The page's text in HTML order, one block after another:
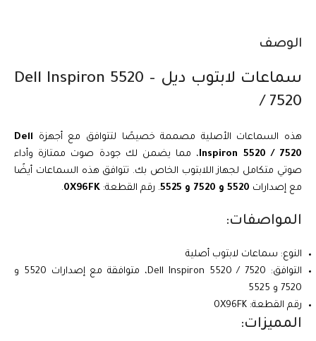
الوصف
سماعات لابتوب ديل – Dell Inspiron 5520
/ 7520
هذه السماعات الأصلية مصممة خصيصًا لتتوافق مع أجهزة Dell
Inspiron 5520 / 7520، مما يضمن لك جودة صوت ممتازة وأداء
صوتي متكامل لجهاز اللابتوب الخاص بك. تتوافق هذه السماعات أيضًا
مع إصدارات 5520 و 7520 و 5525 . رقم القطعة: 0X96FK
.
المواصفات:
النوع: سماعات لابتوب أصلية
التوافق: Dell Inspiron 5520 / 7520، متوافقة مع إصدارات 5520 و
7520 و 5525
رقم القطعة: 0X96FK
المميزات: